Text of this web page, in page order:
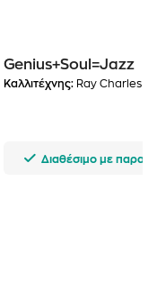
Genius+Soul=Jazz
Καλλιτέχνης: Ray Charles
Διαθέσιμο με